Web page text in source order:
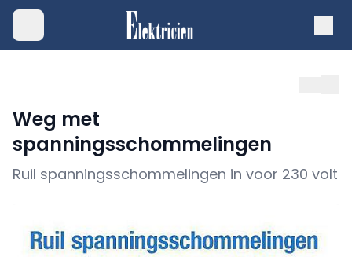
Weg met
spanningsschommelingen
Ruil spanningsschommelingen in voor 230 volt